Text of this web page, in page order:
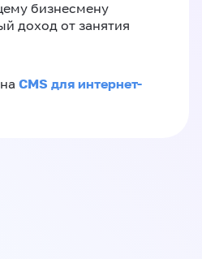
бизнесмену
доход от занятия
CMS для интернет-